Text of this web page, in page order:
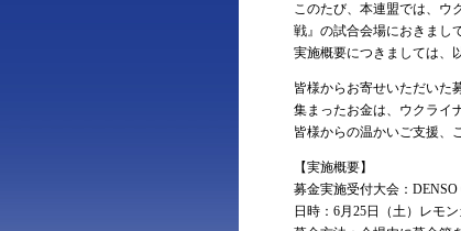
このたび、本連盟では、ウ
戦』の試合会場におきまし
実施概要につきましては、
皆様からお寄せいただいた
集まったお金は、ウクライ
皆様からの温かいご支援、
【実施概要】
募金実施受付大会：
日時：6月25日（土）レモ